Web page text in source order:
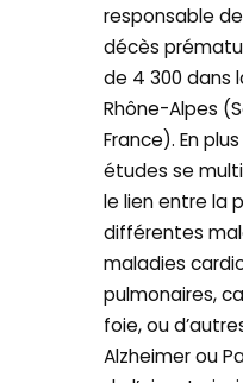
responsable
décès
de 4 300 dans
Rhône-Alpes
France). En
études se
le lien entre la
différentes
maladies
pulmonaires,
foie, ou
Alzheimer ou